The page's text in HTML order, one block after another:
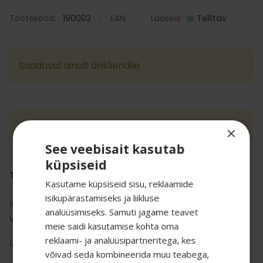
Tootekood: 190003 EAN: Laoseis: Tellitav
Saadaval ainult ärikliendile
TOOTE INFO
Kategooria: Hotellidele,Hotellitoa
varustus,Kandikud
Liik:
hotelli pisifurnituur
×
See veebisait kasutab
küpsiseid
Kasutame küpsiseid sisu, reklaamide
isikupärastamiseks ja liikluse
analüüsimiseks. Samuti jagame teavet
meie saidi kasutamise kohta oma
reklaami- ja analüüsipartneritega, kes
võivad seda kombineerida muu teabega,
SALADUST TAHAD